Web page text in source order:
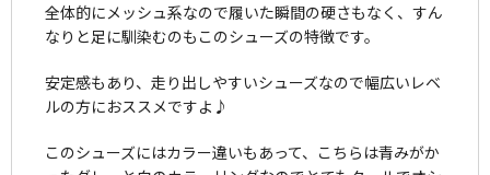
全体的にメッシュ系なので履いた瞬間の硬さもなく、すん
なりと足に馴染むのもこのシューズの特徴です。
安定感もあり、走り出しやすいシューズなので幅広いレベ
ルの方におススメですよ♪
このシューズにはカラー違いもあって、こちらは青みがか